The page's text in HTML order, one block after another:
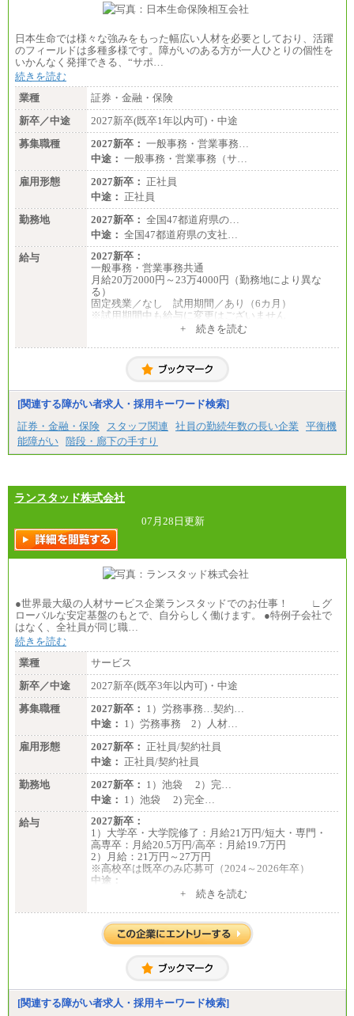
日本生命では様々な強みをもった幅広い人材を必要としており、活躍
のフィールドは多種多様です。障がいのある方が一人ひとりの個性を
いかんなく発揮できる、“サポ…
続きを読む
業種
証券・金融・保険
新卒／中途
2027新卒(既卒1年以内可)・中途
募集職種
2027新卒： 一般事務・営業事務…
中途： 一般事務・営業事務（サ…
雇用形態
2027新卒： 正社員
中途： 正社員
勤務地
2027新卒： 全国47都道府県の…
中途： 全国47都道府県の支社…
給与
2027新卒：
一般事務・営業事務共通
月給20万2000円～23万4000円（勤務地により異な
る）
固定残業／なし 試用期間／あり（6カ月）
※試用期間中も給与に変更はございません
月給20万2000円～23万4000円（勤務地により異な
固定残業／なし 試用期間／あり（6か月）
+ 続きを読む
[関連する障がい者求人・採用キーワード検索]
証券・金融・保険
スタッフ関連 社員の勤続年数の長い企業
平衡機
能障がい 階段・廊下の手すり
ランスタッド株式会社
07月28日更新
●世界最大級の人材サービス企業ランスタッドでのお仕事！ ∟グ
ローバルな安定基盤のもとで、自分らしく働けます。 ●特例子会社で
はなく、全社員が同じ職…
続きを読む
業種
サービス
新卒／中途
2027新卒(既卒3年以内可)・中途
募集職種
2027新卒： 1）労務事務…契約…
中途： 1）労務事務 2）人材…
雇用形態
2027新卒： 正社員/契約社員
中途： 正社員/契約社員
勤務地
2027新卒： 1）池袋 2）完…
中途： 1）池袋 2) 完全…
給与
2027新卒：
1）大学卒・大学院修了：月給21万円/短大・専門・
高専卒：月給20.5万円/高卒：月給19.7万円
2）月給：21万円～27万円
※高校卒は既卒のみ応募可（2024～2026年卒）
中途：
1）月給：21万円～25万円+ 続きを読む
[関連する障がい者求人・採用キーワード検索]